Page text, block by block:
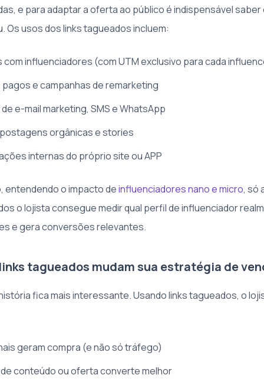
e para adaptar a oferta ao público é indispensável saber
Os usos dos links tagueados incluem:
com influenciadores (com UTM exclusivo para cada
e campanhas de remarketing
e-mail marketing, SMS e WhatsApp
orgânicas e stories
internas do próprio site ou APP
entendendo o impacto deinfluenciadores nano e micro, só
o lojista consegue medir qual perfil de influenciador
e gera conversões relevantes.
tagueados mudam sua estratégia de
fica mais interessante. Usando links tagueados, o
geram compra (e não só tráfego)
conteúdo ou oferta converte melhor